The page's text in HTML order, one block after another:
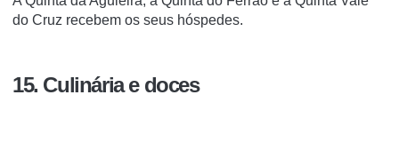
do Cruz recebem os seus hóspedes.
15. Culinária e doces